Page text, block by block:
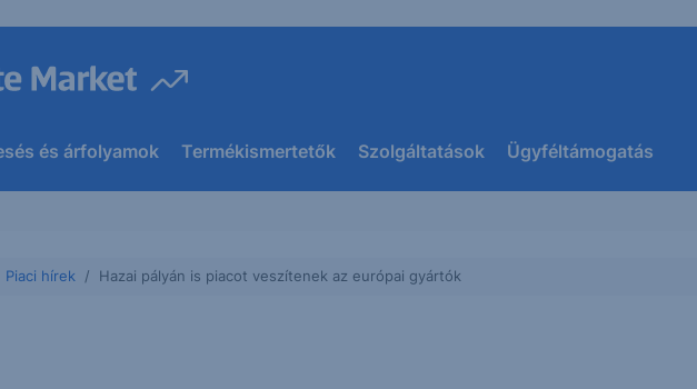
és árfolyamok Termékismertetők Szolgáltatások Ügyféltámogatás
Piaci hírek Hazai pályán is piacot veszítenek az európai gyártók